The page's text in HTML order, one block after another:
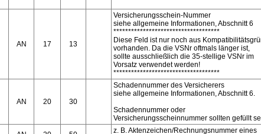
AN 17 13
Versicherungsschein-Nummer
siehe allgemeine Informationen, Abschnitt 6
************************************
Diese Feld ist nur noch aus
vorhanden. Da die VSNr oftmals länger ist,
sollte ausschließlich die 35-stellige VSNr im
Vorsatz verwendet werden!
************************************
AN 20 30
Schadennummer des Versicherers
siehe allgemeine Informationen, Abschnitt 6.
Schadennummer oder
Versicherungsscheinnummer sollten gefüllt
z. B. Aktenzeichen/Rechnungsnummer eines